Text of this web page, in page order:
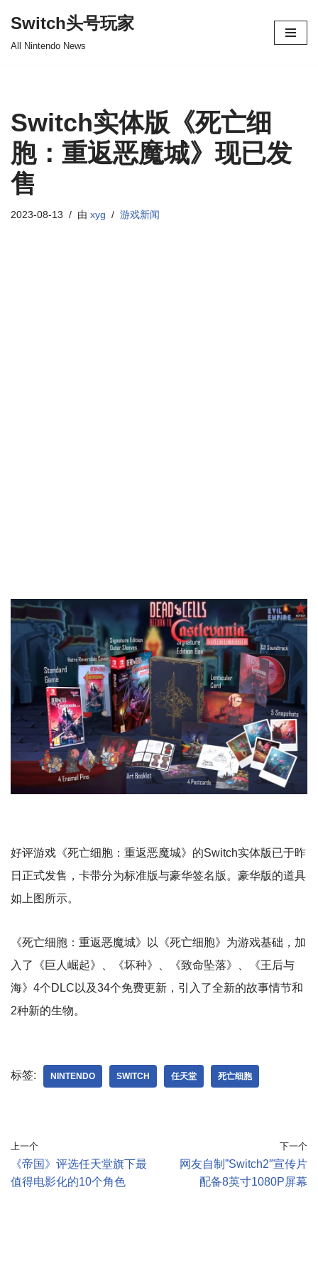
Switch头号玩家
All Nintendo News
Switch实体版《死亡细
胞：重返恶魔城》现已发
售
2023-08-13 由 xyg 游戏新闻
好评游戏《死亡细胞：重返恶魔城》的Switch实体版已于昨
日正式发售，卡带分为标准版与豪华签名版。豪华版的道具
如上图所示。
《死亡细胞：重返恶魔城》以《死亡细胞》为游戏基础，加
入了《巨人崛起》、《坏种》、《致命坠落》、《王后与
海》4个DLC以及34个免费更新，引入了全新的故事情节和
2种新的生物。
标签: NINTENDO SWITCH 任天堂 死亡细胞
上一个
《帝国》评选任天堂旗下最
值得电影化的10个角色
下一个
网友自制”Switch2″宣传片
配备8英寸1080P屏幕